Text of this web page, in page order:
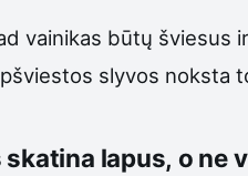
vainikas būtų šviesus
slyvos noksta
lapus, o ne